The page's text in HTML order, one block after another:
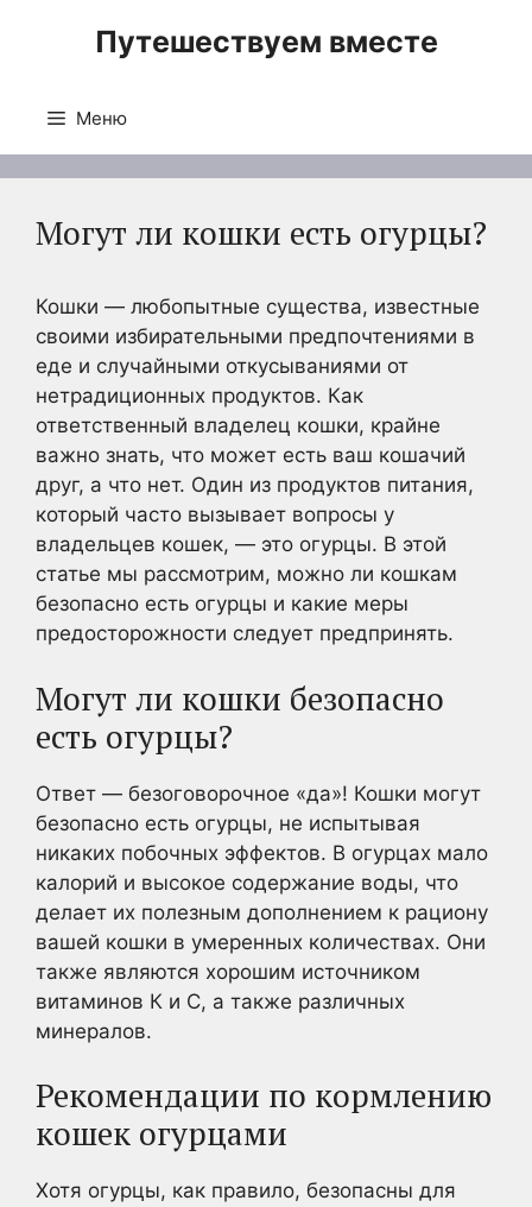
Путешествуем вместе
Меню
Могут ли кошки есть огурцы?
Кошки — любопытные существа, известные
своими избирательными предпочтениями в
еде и случайными откусываниями от
нетрадиционных продуктов. Как
ответственный владелец кошки, крайне
важно знать, что может есть ваш кошачий
друг, а что нет. Один из продуктов питания,
который часто вызывает вопросы у
владельцев кошек, — это огурцы. В этой
статье мы рассмотрим, можно ли кошкам
безопасно есть огурцы и какие меры
предосторожности следует предпринять.
Могут ли кошки безопасно
есть огурцы?
Ответ — безоговорочное «да»! Кошки могут
безопасно есть огурцы, не испытывая
никаких побочных эффектов. В огурцах мало
калорий и высокое содержание воды, что
делает их полезным дополнением к рациону
вашей кошки в умеренных количествах. Они
также являются хорошим источником
витаминов К и С, а также различных
минералов.
Рекомендации по кормлению
кошек огурцами
Хотя огурцы, как правило, безопасны для